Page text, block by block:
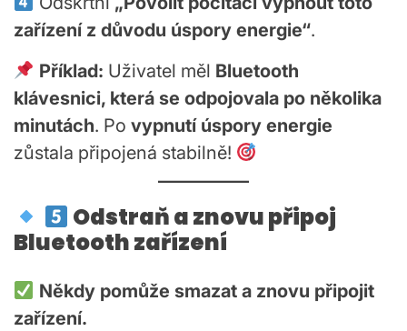
zařízení z důvodu úspory energie“.
Příklad: Uživatel měl Bluetooth
klávesnici, která se odpojovala po několika
minutách. Po vypnutí úspory energie
zůstala připojená stabilně!
Odstraň a znovu připoj
Bluetooth zařízení
Někdy pomůže smazat a znovu připojit
zařízení.